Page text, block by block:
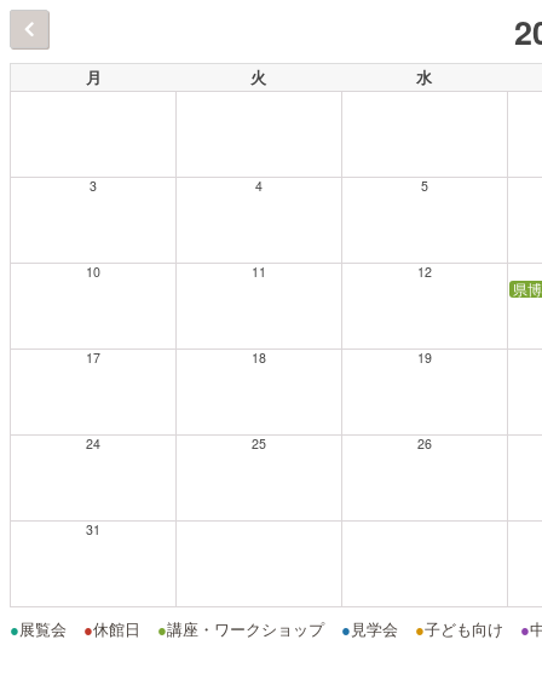
月 火 水
3 4 5
10 11 12
県
17 18 19
24 25 26
31
●展覧会 ●休館日 ●講座・ワークショップ ● 見学会 ●子ども向け ●